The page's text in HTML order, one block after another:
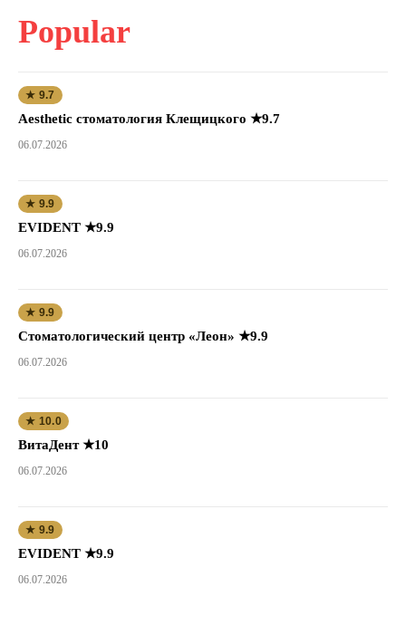
Popular
★ 9.7
Aesthetic стоматология Клещицкого ★9.7
06.07.2026
★ 9.9
EVIDENT ★9.9
06.07.2026
★ 9.9
Стоматологический центр «Леон» ★9.9
06.07.2026
★ 10.0
ВитаДент ★10
06.07.2026
★ 9.9
EVIDENT ★9.9
06.07.2026